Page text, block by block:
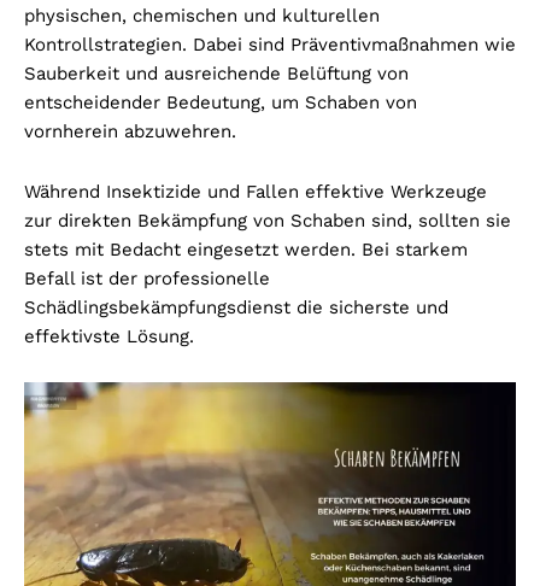
physischen, chemischen und kulturellen
Kontrollstrategien. Dabei sind Präventivmaßnahmen wie
Sauberkeit und ausreichende Belüftung von
entscheidender Bedeutung, um Schaben von
vornherein abzuwehren.
Während Insektizide und Fallen effektive Werkzeuge
zur direkten Bekämpfung von Schaben sind, sollten sie
stets mit Bedacht eingesetzt werden. Bei starkem
Befall ist der professionelle
Schädlingsbekämpfungsdienst die sicherste und
effektivste Lösung.